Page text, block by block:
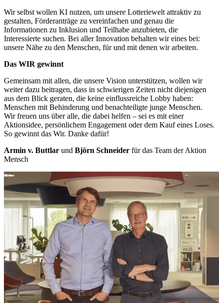
Wir selbst wollen KI nutzen, um unsere Lotteriewelt attraktiv zu
gestalten, Förderanträge zu vereinfachen und genau die
Informationen zu Inklusion und Teilhabe anzubieten, die
Interessierte suchen. Bei aller Innovation behalten wir eines bei:
unsere Nähe zu den Menschen, für und mit denen wir arbeiten.
Das WIR gewinnt
Gemeinsam mit allen, die unsere Vision unterstützen, wollen wir
weiter dazu beitragen, dass in schwierigen Zeiten nicht diejenigen
aus dem Blick geraten, die keine einflussreiche Lobby haben:
Menschen mit Behinderung und benachteiligte junge Menschen.
Wir freuen uns über alle, die dabei helfen – sei es mit einer
Aktionsidee, persönlichem Engagement oder dem Kauf eines Loses.
So gewinnt das Wir. Danke dafür!
Armin v. Buttlar und Björn Schneider für das Team der Aktion
Mensch